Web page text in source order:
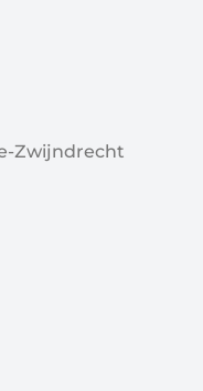
Zwijndrecht